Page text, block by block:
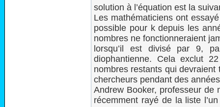
solution à l’équation est la
Les mathématiciens ont
possible pour k depuis les
nombres ne fonctionneraient
lorsqu’il est divisé par 9,
diophantienne. Cela exclut
nombres restants qui
chercheurs pendant des
Andrew Booker, professeur de
récemment rayé de la liste